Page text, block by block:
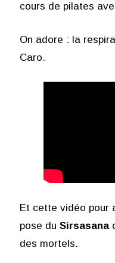
cours de pilates
On adore : la
Caro.
Et cette vidéo pour
pose du Sirsasana
des mortels.